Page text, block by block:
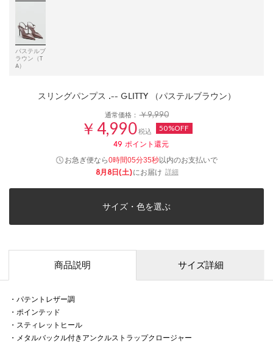
パステルブ
ラウン（T
A）
スリングパンプス .-- GLITTY （パステルブラウン）
通常価格：￥9,990
￥4,990税込 50%OFF
49 ポイント還元
お急ぎ便なら0時間05分35秒以内のお支払いで
8月8日(土)にお届け 詳細
サイズ・色を選ぶ
商品説明 サイズ詳細
・パテントレザー調
・ポインテッド
・スティレットヒール
・メタルバックル付きアンクルストラップクロージャー